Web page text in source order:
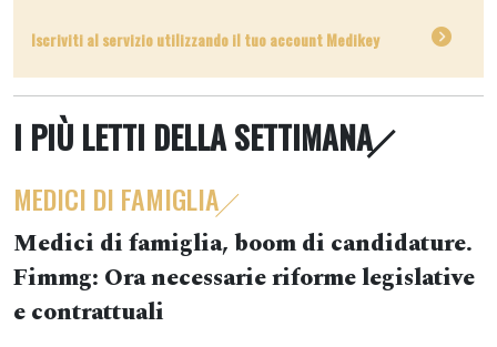
Iscriviti al servizio utilizzando il tuo account Medikey
I PIÙ LETTI DELLA SETTIMANA
MEDICI DI FAMIGLIA
Medici di famiglia, boom di candidature.
Fimmg: Ora necessarie riforme legislative
e contrattuali